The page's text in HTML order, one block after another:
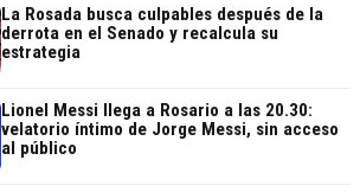
La Rosada busca culpables después de la
derrota en el Senado y recalcula su
estrategia
Lionel Messi llega a Rosario a las 20.30:
velatorio íntimo de Jorge Messi, sin acceso
al público